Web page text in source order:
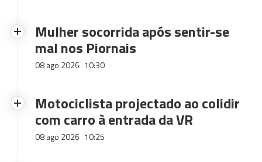
Mulher socorrida após sentir-se
mal nos Piornais
08 ago 2026 10:30
Motociclista projectado ao colidir
com carro à entrada da VR
08 ago 2026 10:25